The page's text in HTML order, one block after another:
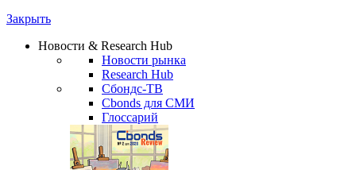
Закрыть
Новости & Research Hub
Новости рынка
Research Hub
Сбондс-ТВ
Cbonds для СМИ
Глоссарий